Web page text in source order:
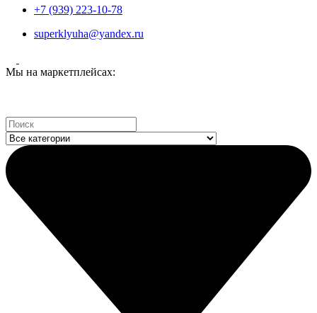
+7 (939) 223-10-78
superklyuha@yandex.ru
Мы на маркетплейсах:
Search
...